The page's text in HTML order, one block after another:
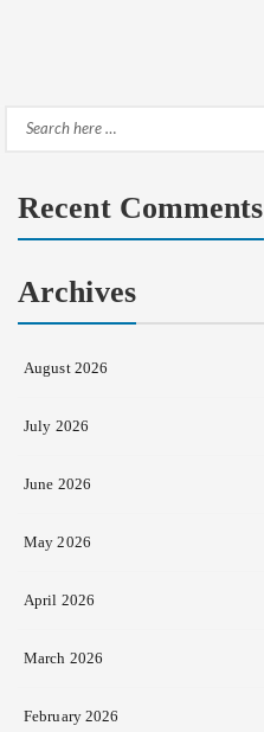
Search
Recent Comments
Archives
August 2026
July 2026
June 2026
May 2026
April 2026
March 2026
February 2026